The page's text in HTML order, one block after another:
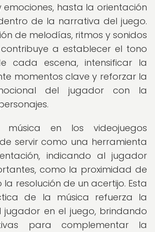
hasta la orientación
de la narrativa del juego.
de melodías, ritmos y sonidos
a establecer el tono
cada escena, intensificar la
momentos clave y reforzar la
del jugador con la
música en los videojuegos
servir como una herramienta
indicando al jugador
como la proximidad de
la resolución de un acertijo. Esta
de la música refuerza la
jugador en el juego, brindando
para complementar la